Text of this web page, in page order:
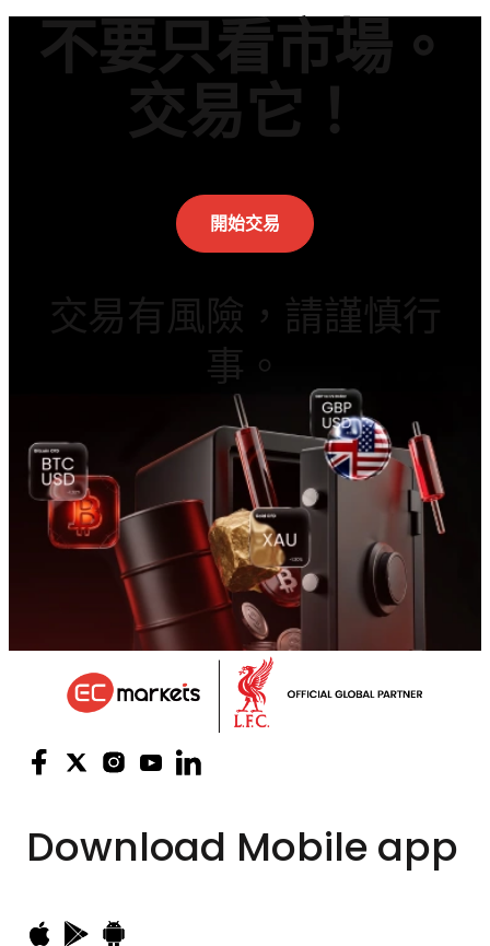
不要只看市場。
交易它！
開始交易
交易有風險，請謹慎行
事。
Download Mobile app